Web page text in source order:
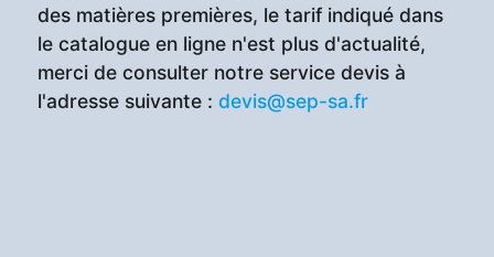
des matières premières, le tarif indiqué dans
le catalogue en ligne n'est plus d'actualité,
merci de consulter notre service devis à
l'adresse suivante : devis@sep-sa.fr